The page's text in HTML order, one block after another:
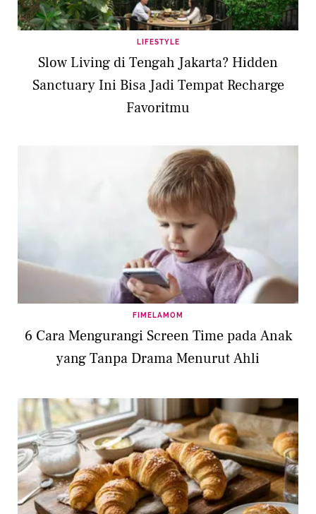
LIFESTYLE
Slow Living di Tengah Jakarta? Hidden
Sanctuary Ini Bisa Jadi Tempat Recharge
Favoritmu
FIMELAMOM
6 Cara Mengurangi Screen Time pada Anak
yang Tanpa Drama Menurut Ahli